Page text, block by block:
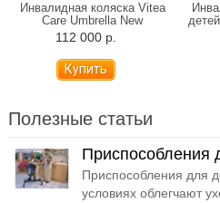
Инвалидная коляска Vitea
Care Umbrella New
112 000 р.
Полезные статьи
Приспособления
Приспособления для
условиях облегчают